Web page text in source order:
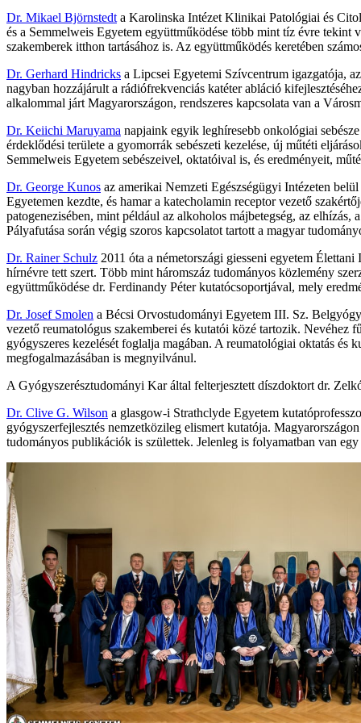
Dr. Mikael Björnstedt a Karolinska Intézet Klinikai Patológiai és
és a Semmelweis Egyetem együttműködése több mint tíz évre
szakemberek itthon tartásához is. Az együttműködés keretében
Dr. Gerhard Hindricks a Lipcsei Egyetemi Szívcentrum igazgatója,
nagyban hozzájárult a rádiófrekvenciás katéter abláció
alkalommal járt Magyarországon, rendszeres kapcsolata van a
Dr. Keiichi Maruyama napjaink egyik leghíresebb onkológiai
érdeklődési területe a gyomorrák sebészeti kezelése, új műtéti
Semmelweis Egyetem sebészeivel, oktatóival is, és eredményeit,
Dr. George Kunos az amerikai Nemzeti Egészségügyi Intézeten
Egyetemen kezdte, és hamar a katecholamin receptor vezető
patogenezisében, mint például az alkoholos májbetegség, az
Pályafutása során végig szoros kapcsolatot tartott a magyar
Dr. Rainer Schulz 2011 óta a németországi giesseni egyetem
hírnévre tett szert. Több mint háromszáz tudományos közlemény
együttműködése dr. Ferdinandy Péter kutatócsoportjával, mely
Dr. Josef Smolen a Bécsi Orvostudományi Egyetem III. Sz.
vezető reumatológus szakemberei és kutatói közé tartozik. Nevéhez
gyógyszeres kezelését foglalja magában. A reumatológiai oktatás
megfogalmazásában is megnyilvánul.
A Gyógyszerésztudományi Kar által felterjesztett díszdoktort dr.
Dr. Clive G. Wilson a glasgow-i Strathclyde Egyetem
gyógyszerfejlesztés nemzetközileg elismert kutatója.
tudományos publikációk is születtek. Jelenleg is folyamatban van